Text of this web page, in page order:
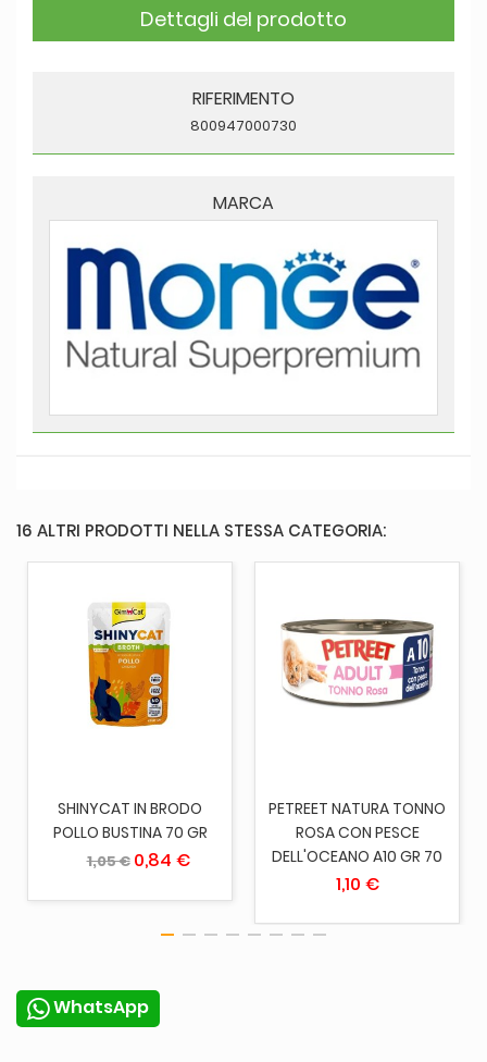
Dettagli del prodotto
RIFERIMENTO
800947000730
MARCA
16 ALTRI PRODOTTI NELLA STESSA CATEGORIA:
SHINYCAT IN BRODO
POLLO BUSTINA 70 GR
1,05 € 0,84 €
PETREET NATURA TONNO
ROSA CON PESCE
DELL'OCEANO A10 GR 70
1,10 €
WhatsApp